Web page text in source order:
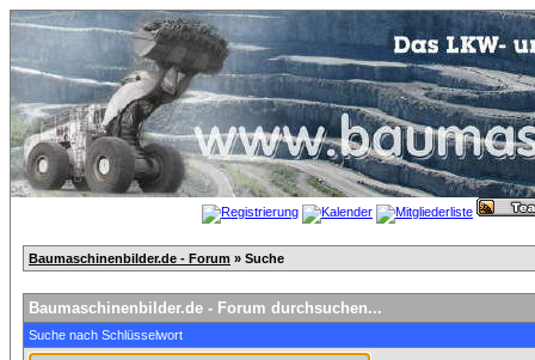
Baumaschinenbilder.de - Forum » Suche
Baumaschinenbilder.de - Forum durchsuchen...
Suche nach Schlüsselwort